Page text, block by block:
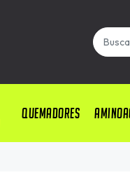
QUEMADORES